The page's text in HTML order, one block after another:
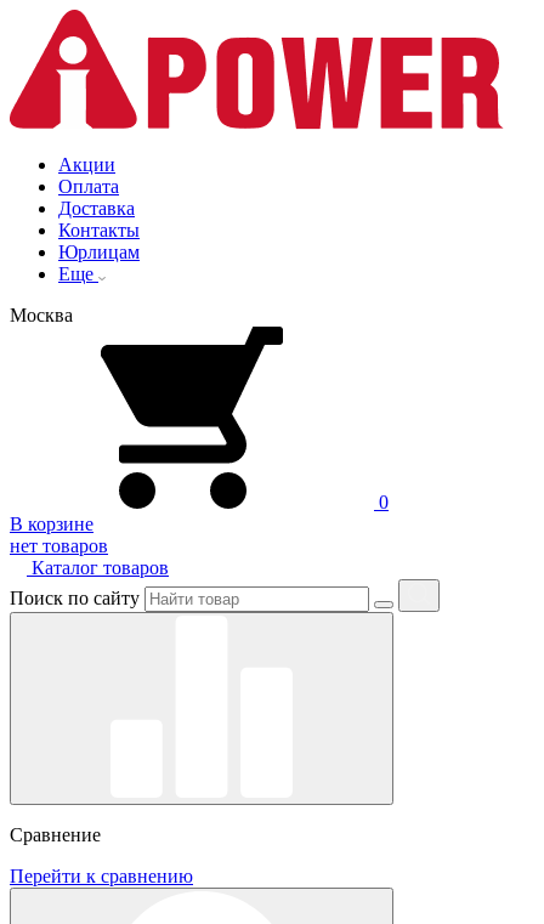
Акции
Оплата
Доставка
Контакты
Юрлицам
Еще
Москва
0
В корзине
нет товаров
Каталог товаров
Поиск по сайту
Сравнение
Перейти к сравнению